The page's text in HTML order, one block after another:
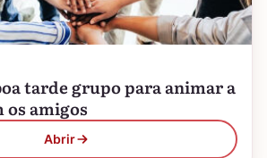
tarde grupo para animar a
os amigos
Abrir